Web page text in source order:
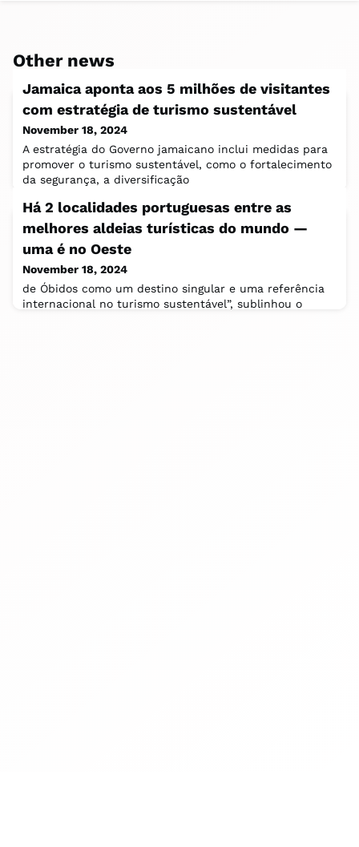
Other news
Jamaica aponta aos 5 milhões de visitantes
com estratégia de turismo sustentável
November 18, 2024
A estratégia do Governo jamaicano inclui medidas para
promover o turismo sustentável, como o fortalecimento
da segurança, a diversificação
Há 2 localidades portuguesas entre as
melhores aldeias turísticas do mundo —
uma é no Oeste
November 18, 2024
de Óbidos como um destino singular e uma referência
internacional no turismo sustentável”, sublinhou o